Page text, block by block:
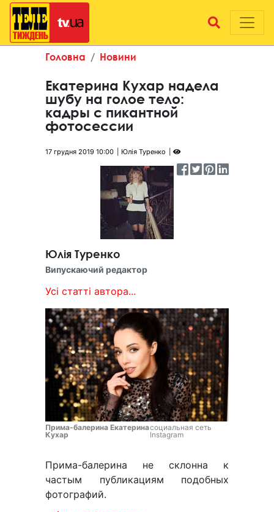
Головна Новини
Екатерина Кухар надела
шубу на голое тело:
кадры с пикантной
фотосессии
17 грудня 2019 10:00 Юлія Туренко
Юлія Туренко
Випускаючий редактор
Усі статті автора...
Прима-балерина Екатерина
Кухар
социальная сеть
Instagram
Прима-балерина не склонна к
частым публикациям подобных
фотографий.